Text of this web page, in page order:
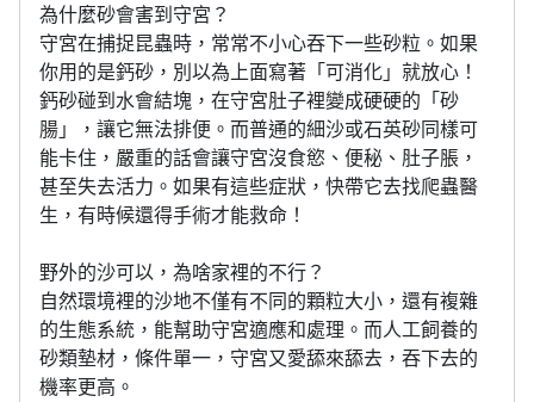
為什麼砂會害到守宮？
守宮在捕捉昆蟲時，常常不小心吞下一些砂粒。如果
你用的是鈣砂，別以為上面寫著「可消化」就放心！
鈣砂碰到水會結塊，在守宮肚子裡變成硬硬的「砂
腸」，讓它無法排便。而普通的細沙或石英砂同樣可
能卡住，嚴重的話會讓守宮沒食慾、便秘、肚子脹，
甚至失去活力。如果有這些症狀，快帶它去找爬蟲醫
生，有時候還得手術才能救命！
野外的沙可以，為啥家裡的不行？
自然環境裡的沙地不僅有不同的顆粒大小，還有複雜
的生態系統，能幫助守宮適應和處理。而人工飼養的
砂類墊材，條件單一，守宮又愛舔來舔去，吞下去的
機率更高。